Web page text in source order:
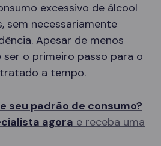
excessivo de álcool
sem necessariamente
Apesar de menos
ser o primeiro passo para o
a tempo.
seu padrão de consumo?
agora e receba uma